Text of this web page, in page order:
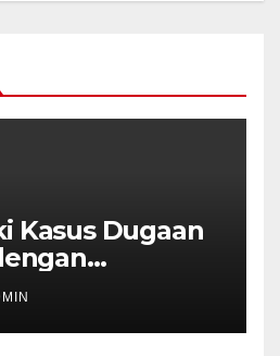
Kasus Dugaan
Counter HP
Ambarawa.